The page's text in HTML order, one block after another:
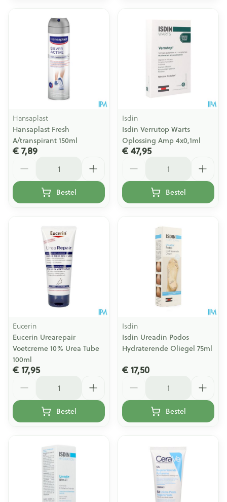
Hansaplast
Hansaplast Fresh
A/transpirant 150ml
€ 7,89
Bestel
Isdin
Isdin Verrutop Warts
Oplossing Amp 4x0,1ml
€ 47,95
Bestel
Eucerin
Eucerin Urearepair
Voetcreme 10% Urea Tube
100ml
€ 17,95
Bestel
Isdin
Isdin Ureadin Podos
Hydraterende Oliegel 75ml
€ 17,50
Bestel